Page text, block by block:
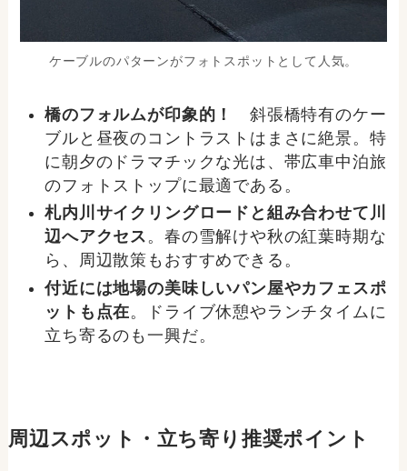
ケーブルのパターンがフォトスポットとして人気。
橋のフォルムが印象的！
斜張橋特有のケー
ブルと昼夜のコントラストはまさに絶景。特
に朝夕のドラマチックな光は、帯広車中泊旅
のフォトストップに最適である。
札内川サイクリングロードと組み合わせて川
辺へアクセス。春の雪解けや秋の紅葉時期な
ら、周辺散策もおすすめできる。
付近には地場の美味しいパン屋やカフェスポ
ットも点在。ドライブ休憩やランチタイムに
立ち寄るのも一興だ。
周辺スポット・立ち寄り推奨ポイント